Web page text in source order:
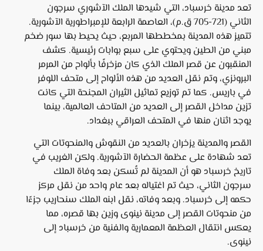
تعد مدينة خرسباد، التي شيدها الملك الآشوري سرجون
الثاني (721-705 ق.م)، العاصمة الرابعة للإمبراطورية الآشورية.
تتميز هذه المدينة بمخططها المربع، حيث يحيط بها سور ضخم
مبني من الطين ويحتوي على سبع بوابات رئيسية. كشف
المنقبون عن قصر الملك الذي كان مزخرفًا بألواح من المرمر
البرونزي، وتم نقل العديد من هذه الألواح إلى متحف اللوفر
في باريس. كما تم توزيع تماثيل الثيران المجنحة التي كانت
تزين مداخل القصر إلى العديد من المتاحف العالمية، بينما
يوجد اثنان منها في المتحف العراقي ببغداد.
القصر والمدينة يزخران بالعديد من النقوش والمنحوتات التي
تعد شهادة على عظمة الحضارة الآشورية. ولكن الغريب في
تاريخ خرسباد هو أن المدينة لم تُسكن بعد وفاة الملك
سرجون الثاني، حيث تم اغتياله بعد عام واحد من نقل مركز
حكمه إلى خرسباد. وبعد وفاته، نقل ابنه الملك سنحاريب جزءًا
من منحوتات القصر إلى مدينة نينوى وزين بها قصره، مما
يعكس انتقال العظمة المعمارية والفنية من خرسباد إلى
نينوى.